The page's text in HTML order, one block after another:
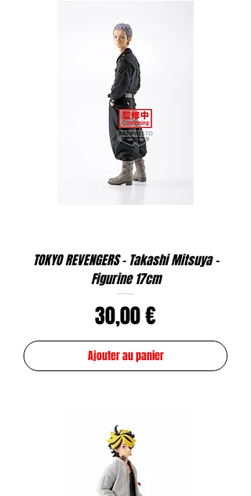
TOKYO REVENGERS - Takashi Mitsuya -
Figurine 17cm
Prix
30,00 €
Ajouter au panier